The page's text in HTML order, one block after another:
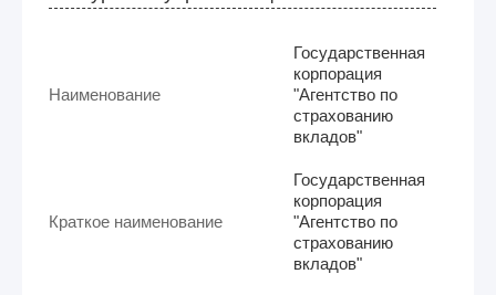
Наименование
Государственная
корпорация
"Агентство по
страхованию
вкладов"
Краткое наименование
Государственная
корпорация
"Агентство по
страхованию
вкладов"